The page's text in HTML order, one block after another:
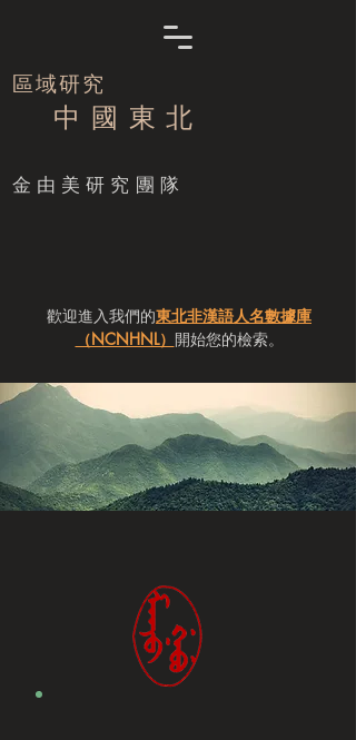
區域研究
中 國 東 北
​金由美研究團隊
歡迎進入我們的東北非漢語人名數據庫
（NCNHNL） 開始您的檢索。